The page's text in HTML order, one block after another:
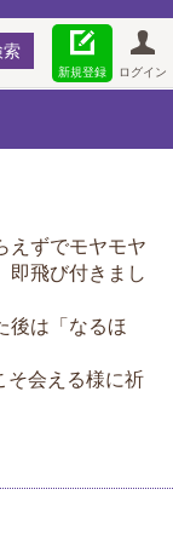
ログイン
新規登録
えずでモヤモヤ
即飛び付きまし
後は「なるほ
そ会える様に祈